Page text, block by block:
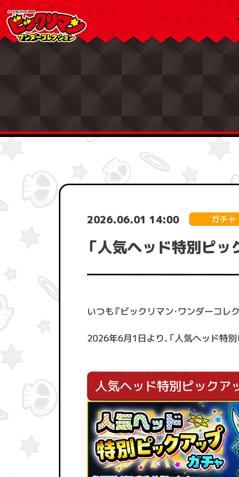
2026.06.01 14:00
「人気ヘッド特別ピッ
いつも『ビックリマン・ワンダーコ
2026年6月1日より、「人気ヘッド特
人気ヘッド特別ピックア